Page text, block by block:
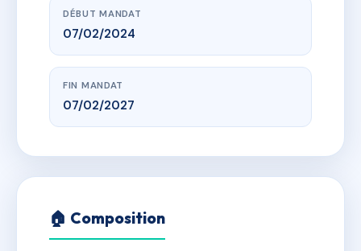
DÉBUT MANDAT
07/02/2024
FIN MANDAT
07/02/2027
🏠 Composition